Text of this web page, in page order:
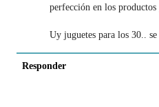
perfección en los productos
Uy juguetes para los 30..
Responder